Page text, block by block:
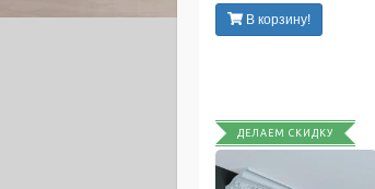
В корзину!
ДЕЛАЕМ СКИДКУ